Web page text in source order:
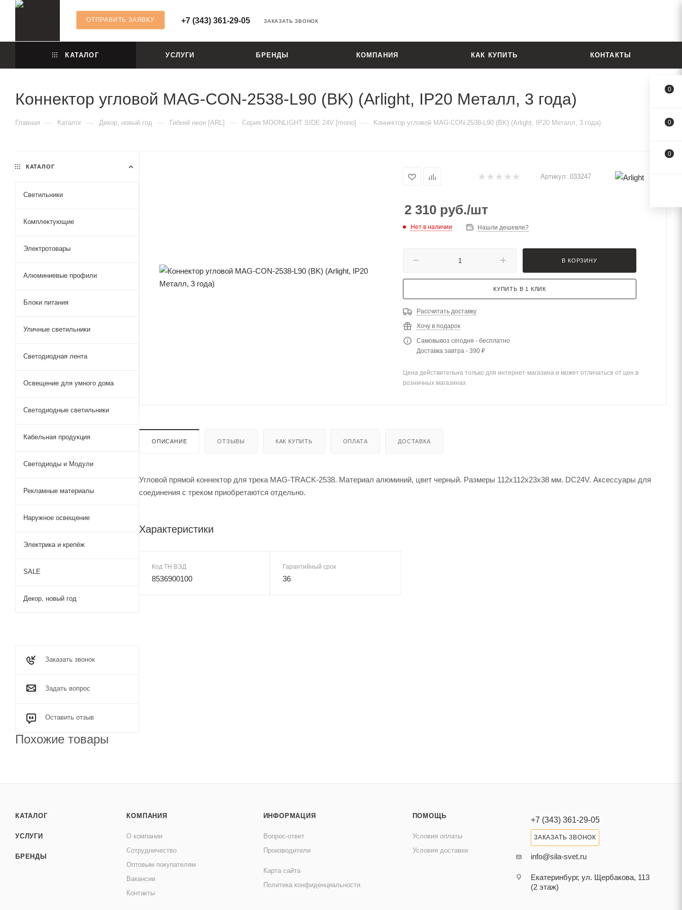
ОТПРАВИТЬ ЗАЯВКУ +7 (343) 361-29-05 ЗАКАЗАТЬ ЗВОНОК
КАТАЛОГ УСЛУГИ БРЕНДЫ КОМПАНИЯ КАК КУПИТЬ КОНТАКТЫ
Коннектор угловой MAG-CON-2538-L90 (BK) (Arlight, IP20 Металл, 3 года)
Главная — Каталог — Декор, новый год — Гибкий неон [ARL] — Серия MOONLIGHT SIDE 24V [mono] — Коннектор угловой MAG-CON-2538-L90 (BK) (Arlight, IP20 Металл, 3 года)
Артикул: 033247
2 310 руб./шт
Нет в наличии Нашли дешевле?
В КОРЗИНУ
КУПИТЬ В 1 КЛИК
Рассчитать доставку
Хочу в подарок
Самовывоз сегодня - бесплатно
Доставка завтра - 390 ₽
Цена действительна только для интернет-магазина и может отличаться от цен в
розничных магазинах
ОПИСАНИЕ ОТЗЫВЫ КАК КУПИТЬ ОПЛАТА ДОСТАВКА
Угловой прямой коннектор для трека MAG-TRACK-2538. Материал алюминий, цвет черный. Размеры 112x112x23x38 мм. DC24V. Аксессуары для
соединения с треком приобретаются отдельно.
Характеристики
Код ТН ВЭД
8536900100
Гарантийный срок
36
КАТАЛОГ
Светильники
Комплектующие
Электротовары
Алюминиевые профили
Блоки питания
Уличные светильники
Светодиодная лента
Освещение для умного дома
Светодиодные светильники
Кабельная продукция
Светодиоды и Модули
Рекламные материалы
Наружное освещение
Электрика и крепёж
SALE
Декор, новый год
Заказать звонок
Задать вопрос
Оставить отзыв
Похожие товары
КАТАЛОГ
УСЛУГИ
БРЕНДЫ
КОМПАНИЯ
О компании
Сотрудничество
Оптовым покупателям
Вакансии
Контакты
ИНФОРМАЦИЯ
Вопрос-ответ
Производители
Карта сайта
Политика конфиденциальности
ПОМОЩЬ
Условия оплаты
Условия доставки
+7 (343) 361-29-05
ЗАКАЗАТЬ ЗВОНОК
info@sila-svet.ru
Екатеринбург, ул. Щербакова, 113
(2 этаж)
0
0
0